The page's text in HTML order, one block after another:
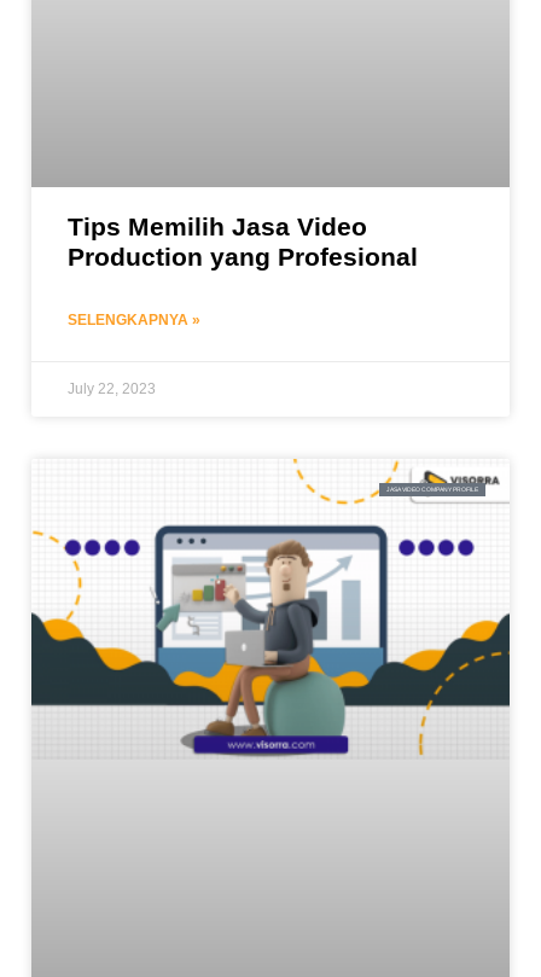
Tips Memilih Jasa Video
Production yang Profesional
SELENGKAPNYA »
July 22, 2023
JASA VIDEO COMPANY PROFILE